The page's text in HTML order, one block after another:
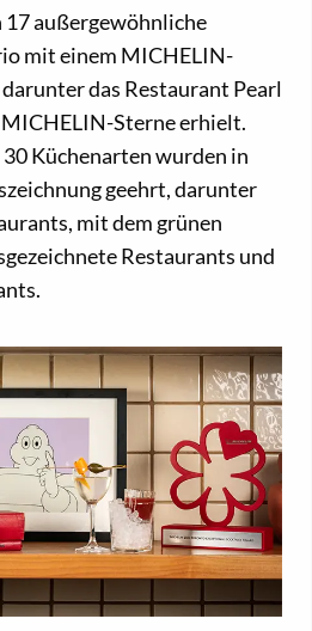
außergewöhnliche
mit einem MICHELIN-
das Restaurant Pearl
Sterne erhielt.
Küchenarten wurden in
geehrt, darunter
mit dem grünen
Restaurants und